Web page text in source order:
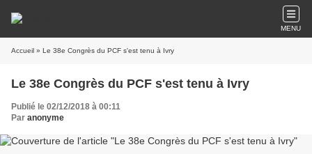
MENU
Accueil » Le 38e Congrès du PCF s'est tenu à Ivry
Le 38e Congrès du PCF s'est tenu à Ivry
Publié le 02/12/2018 à 00:11
Par anonyme